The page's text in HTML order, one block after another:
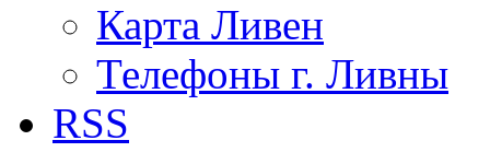
Карта Ливен
Телефоны г. Ливны
RSS